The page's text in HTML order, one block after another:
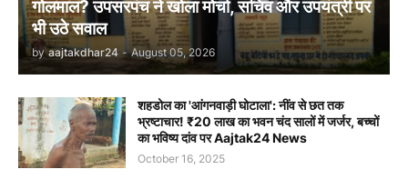
गोलमाल? उपसरपंच ने खोला मोर्चा, सचिव और उपयंत्री पर
भी उठे सवाल
by aajtakdhar24 - August 05, 2026
शहडोल का 'आंगनवाड़ी घोटाला': नींव से छत तक
भ्रष्टाचार! ₹20 लाख का भवन चंद सालों में जर्जर, बच्चों
का भविष्य दांव पर Aajtak24 News
October 16, 2025